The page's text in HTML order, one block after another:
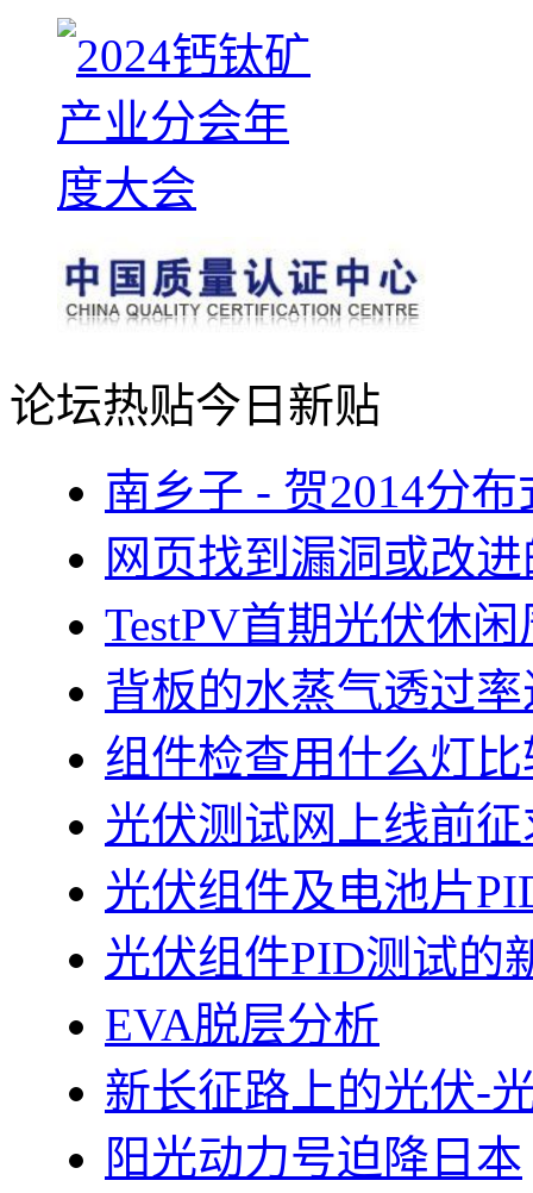
论坛热贴今日新贴
南乡子 - 贺2014分
网页找到漏洞或改
TestPV首期光伏休
背板的水蒸气透过
组件检查用什么灯
光伏测试网上线前
光伏组件及电池片
光伏组件PID测试的
EVA脱层分析
新长征路上的光伏-
阳光动力号迫降日本